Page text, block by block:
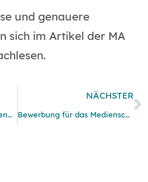
und genauere
sich im Artikel der MA
Infografik „Fake News erkennen“ des IFLA
NÄCHSTER
Bewerbung für das Medienscouts Abzeichen 2017/18 gestartet!